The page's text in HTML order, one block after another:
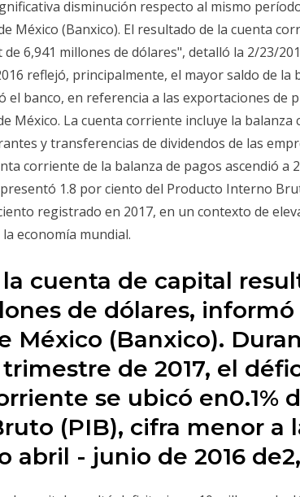
disminución respecto al mismo
México (Banxico). El resultado de la cuenta
6,941 millones de dólares", detalló la 2/23/
reflejó, principalmente, el mayor saldo de la
el banco, en referencia a las exportaciones de
México. La cuenta corriente incluye la balanza
y transferencias de dividendos de las
corriente de la balanza de pagos ascendió a
1.8 por ciento del Producto Interno
registrado en 2017, en un contexto de
economía mundial.
la cuenta de capital
de dólares,
México (Banxico).
de 2017, el
se ubicó en0.1%
(PIB), cifra menor a
abril - junio de 2016